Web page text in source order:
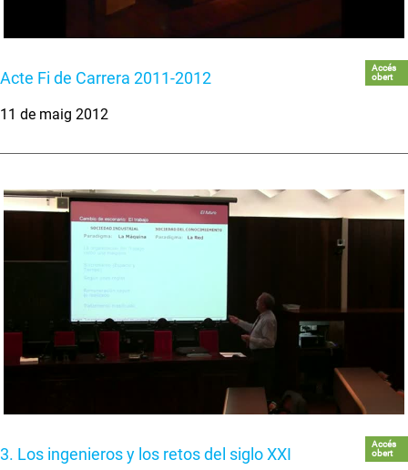
Acte Fi de Carrera 2011-2012
Accés
obert
11 de maig 2012
3. Los ingenieros y los retos del siglo XXI
Accés
obert